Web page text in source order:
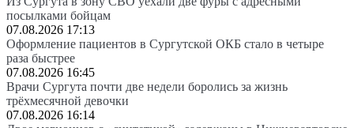
посылками бойцам
07.08.2026 17:13
Оформление пациентов в Сургутской ОКБ стало в четыре
раза быстрее
07.08.2026 16:45
Врачи Сургута почти две недели боролись за жизнь
трёхмесячной девочки
07.08.2026 16:14